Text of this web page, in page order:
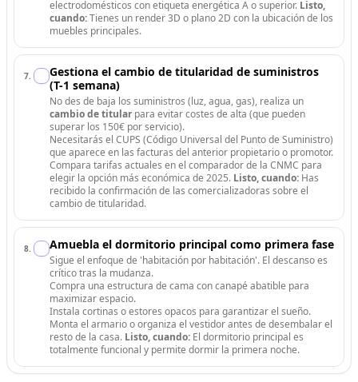
electrodomésticos con etiqueta energética A o superior. Listo,
cuando:Tienes un render 3D o plano 2D con la ubicación de los
muebles principales.
7.
Gestiona el cambio de titularidad de suministros
(T-1 semana)
No des de baja los suministros (luz, agua, gas), realiza un
cambio de titular para evitar costes de alta (que pueden
superar los 150€ por servicio).
Necesitarás el CUPS (Código Universal del Punto de Suministro)
que aparece en las facturas del anterior propietario o promotor.
Compara tarifas actuales en el comparador de la CNMC para
elegir la opción más económica de 2025. Listo, cuando: Has
recibido la confirmación de las comercializadoras sobre el
cambio de titularidad.
8. Amuebla el dormitorio principal como primera fase
Sigue el enfoque de 'habitación por habitación'. El descanso es
crítico tras la mudanza.
Compra una estructura de cama con canapé abatible para
maximizar espacio.
Instala cortinas o estores opacos para garantizar el sueño.
Monta el armario o organiza el vestidor antes de desembalar el
resto de la casa. Listo, cuando: El dormitorio principal es
totalmente funcional y permite dormir la primera noche.